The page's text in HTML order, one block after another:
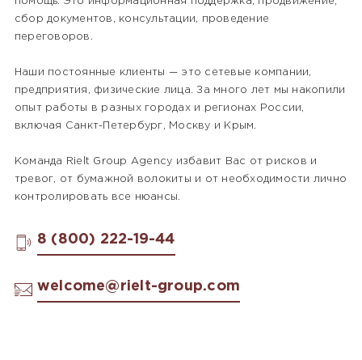
сбор документов, консультации, проведение
переговоров.
Наши постоянные клиенты — это сетевые компании,
предприятия, физические лица. За много лет мы накопили
опыт работы в разных городах и регионах России,
включая Санкт-Петербург, Москву и Крым.
Команда Rielt Group Agency избавит Вас от рисков и
тревог, от бумажной волокиты и от необходимости лично
контролировать все нюансы.
8 (800) 222-19-44
welcome@rielt-group.com